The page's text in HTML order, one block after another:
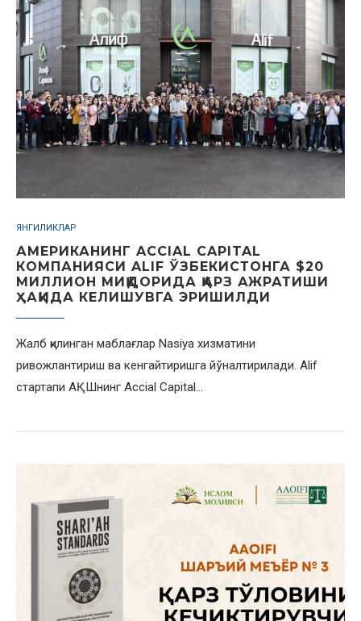
ЯНГИЛИКЛАР
АМЕРИКАНИНГ ACCIAL CAPITAL
КОМПАНИЯСИ ALIF ЎЗБЕКИСТОНГА $20
МИЛЛИОН МИҚДОРИДА ҚАРЗ АЖРАТИШИ
ҲАҚИДА КЕЛИШУВГА ЭРИШИЛДИ
Жалб қилинган маблағлар Nasiya хизматини
ривожлантириш ва кенгайтиришга йўналтирилади. Alif
стартапи АҚШнинг Accial Capital…